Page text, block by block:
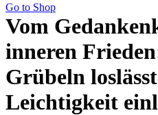
Go to Shop
Vom
inneren
Grübeln
Leichtigkeit